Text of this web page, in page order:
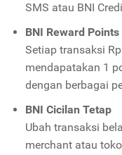
SMS atau BNI
BNI Reward Points
Setiap transaksi
mendapatakan 1
dengan berbagai
BNI Cicilan Tetap
Ubah transaksi
merchant atau